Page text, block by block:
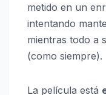
metido en un
intentando
mientras todo a
(como siempre).
La película está